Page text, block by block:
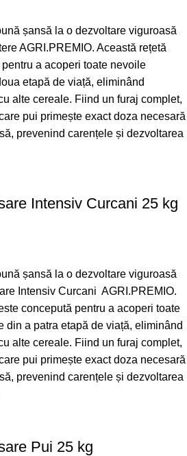
șansă la o dezvoltare viguroasă
AGRI.PREMIO. Această rețetă
a acoperi toate nevoile
etapă de viață, eliminând
alte cereale. Fiind un furaj complet,
pui primește exact doza necesară
prevenind carențele și dezvoltarea
Intensiv Curcani 25 kg
șansă la o dezvoltare viguroasă
Intensiv Curcani AGRI.PREMIO.
concepută pentru a acoperi toate
din a patra etapă de viață, eliminând
alte cereale. Fiind un furaj complet,
pui primește exact doza necesară
prevenind carențele și dezvoltarea
Pui 25 kg